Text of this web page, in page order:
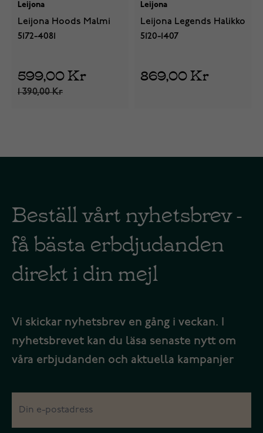
Leijona
Leijona Hoods Malmi
5172-4081
599,00 Kr
1 390,00 Kr
Leijona
Leijona Legends Halikko
5120-1407
869,00 Kr
Beställ vårt nyhetsbrev -
få bästa erbdjudanden
direkt i din mejl
Vi skickar nyhetsbrev en gång i veckan. I
nyhetsbrevet kan du läsa senaste nytt om
våra erbjudanden och aktuella kampanjer